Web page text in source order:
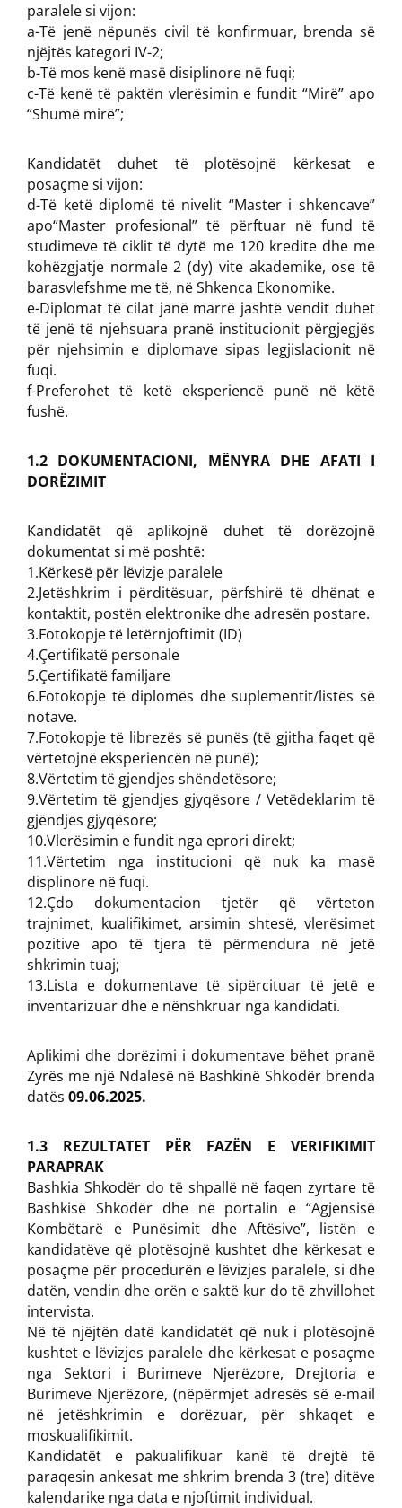
paralele si vijon:
a-Të jenë nëpunës civil të konfirmuar, brenda së
njëjtës kategori IV-2;
b-Të mos kenë masë disiplinore në fuqi;
c-Të kenë të paktën vlerësimin e fundit “Mirë” apo
“Shumë mirë”;
Kandidatët duhet të plotësojnë kërkesat e
posaçme si vijon:
d-Të ketë diplomë të nivelit “Master i shkencave”
apo“Master profesional” të përftuar në fund të
studimeve të ciklit të dytë me 120 kredite dhe me
kohëzgjatje normale 2 (dy) vite akademike, ose të
barasvlefshme me të, në Shkenca Ekonomike.
e-Diplomat të cilat janë marrë jashtë vendit duhet
të jenë të njehsuara pranë institucionit përgjegjës
për njehsimin e diplomave sipas legjislacionit në
fuqi.
f-Preferohet të ketë eksperiencë punë në këtë
fushë.
1.2 DOKUMENTACIONI, MËNYRA DHE AFATI I
DORËZIMIT
Kandidatët që aplikojnë duhet të dorëzojnë
dokumentat si më poshtë:
1.Kërkesë për lëvizje paralele
2.Jetëshkrim i përditësuar, përfshirë të dhënat e
kontaktit, postën elektronike dhe adresën postare.
3.Fotokopje të letërnjoftimit (ID)
4.Çertifikatë personale
5.Çertifikatë familjare
6.Fotokopje të diplomës dhe suplementit/listës së
notave.
7.Fotokopje të librezës së punës (të gjitha faqet që
vërtetojnë eksperiencën në punë);
8.Vërtetim të gjendjes shëndetësore;
9.Vërtetim të gjendjes gjyqësore / Vetëdeklarim të
gjëndjes gjyqësore;
10.Vlerësimin e fundit nga eprori direkt;
11.Vërtetim nga institucioni që nuk ka masë
displinore në fuqi.
12.Çdo dokumentacion tjetër që vërteton
trajnimet, kualifikimet, arsimin shtesë, vlerësimet
pozitive apo të tjera të përmendura në jetë
shkrimin tuaj;
13.Lista e dokumentave të sipërcituar të jetë e
inventarizuar dhe e nënshkruar nga kandidati.
Aplikimi dhe dorëzimi i dokumentave bëhet pranë
Zyrës me një Ndalesë në Bashkinë Shkodër brenda
datës 09.06.2025.
1.3 REZULTATET PËR FAZËN E VERIFIKIMIT
PARAPRAK
Bashkia Shkodër do të shpallë në faqen zyrtare të
Bashkisë Shkodër dhe në portalin e “Agjensisë
Kombëtarë e Punësimit dhe Aftësive”, listën e
kandidatëve që plotësojnë kushtet dhe kërkesat e
posaçme për procedurën e lëvizjes paralele, si dhe
datën, vendin dhe orën e saktë kur do të zhvillohet
intervista.
Në të njëjtën datë kandidatët që nuk i plotësojnë
kushtet e lëvizjes paralele dhe kërkesat e posaçme
nga Sektori i Burimeve Njerëzore, Drejtoria e
Burimeve Njerëzore, (nëpërmjet adresës së e-mail
në jetëshkrimin e dorëzuar, për shkaqet e
moskualifikimit.
Kandidatët e pakualifikuar kanë të drejtë të
paraqesin ankesat me shkrim brenda 3 (tre) ditëve
kalendarike nga data e njoftimit individual.